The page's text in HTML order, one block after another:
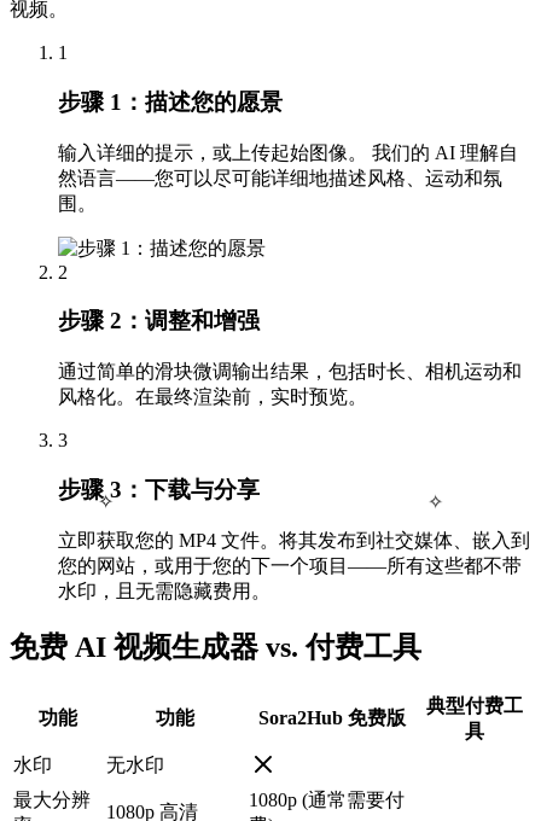
✧ ✧
视频。
1
步骤 1：描述您的愿景
输入详细的提示，或上传起始图像。 我们的 AI 理解自
然语言——您可以尽可能详细地描述风格、运动和氛
围。
2
步骤 2：调整和增强
通过简单的滑块微调输出结果，包括时长、相机运动和
风格化。在最终渲染前，实时预览。
3
步骤 3：下载与分享
立即获取您的 MP4 文件。将其发布到社交媒体、嵌入到
您的网站，或用于您的下一个项目——所有这些都不带
水印，且无需隐藏费用。
免费 AI 视频生成器 vs. 付费工具
功能 功能 Sora2Hub 免费版
典型付费工
具
水印
无水印
最大分辨
1080p 高清
1080p (通常需要付